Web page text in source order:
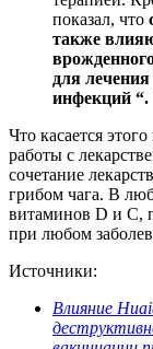
показал, что
также
для
инфекций “.
Что касается
работы с
сочетание
грибом чага. В
витаминов D и C,
при любом
Источники:
Влияние